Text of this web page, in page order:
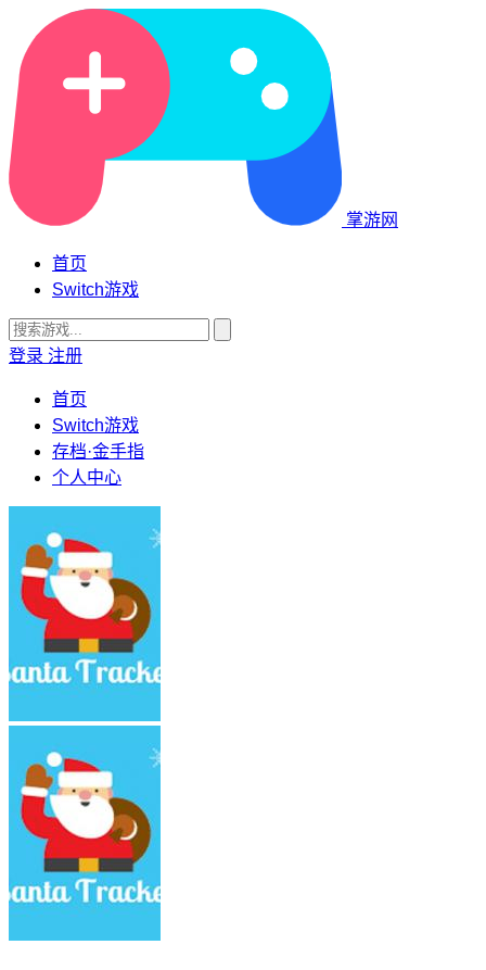
掌游网
首页
Switch游戏
登录 注册
首页
Switch游戏
存档·金手指
个人中心